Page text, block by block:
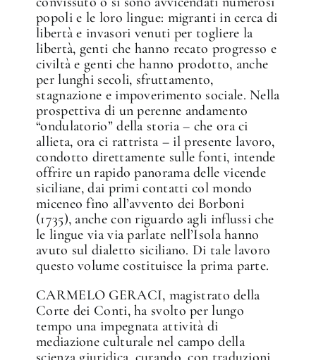
popoli e le loro lingue: migranti in cerca di
libertà e invasori venuti per togliere la
libertà, genti che hanno recato progresso e
civiltà e genti che hanno prodotto, anche
per lunghi secoli, sfruttamento,
stagnazione e impoverimento sociale. Nella
prospettiva di un perenne andamento
“ondulatorio” della storia – che ora ci
allieta, ora ci rattrista – il presente lavoro,
condotto direttamente sulle fonti, intende
offrire un rapido panorama delle vicende
siciliane, dai primi contatti col mondo
miceneo fino all’avvento dei Borboni
(1735), anche con riguardo agli influssi che
le lingue via via parlate nell’Isola hanno
avuto sul dialetto siciliano. Di tale lavoro
questo volume costituisce la prima parte.
CARMELO GERACI, magistrato della
Corte dei Conti, ha svolto per lungo
tempo una impegnata attività di
mediazione culturale nel campo della